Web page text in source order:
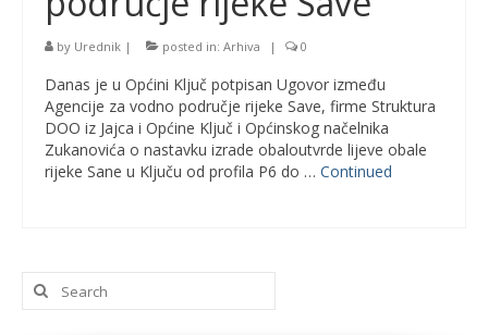
by Urednik | posted in: Arhiva | 0
Danas je u Općini Ključ potpisan Ugovor između
Agencije za vodno područje rijeke Save, firme Struktura
DOO iz Jajca i Općine Ključ i Općinskog načelnika
Zukanovića o nastavku izrade obaloutvrde lijeve obale
rijeke Sane u Ključu od profila P6 do … Continued
Search
for: